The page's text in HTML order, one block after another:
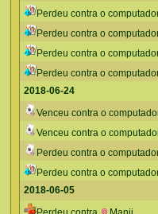
Perdeu contra o
Perdeu contra o
Perdeu contra o
Perdeu contra o
2018-06-24
Venceu contra o
Venceu contra o
Perdeu contra o
Perdeu contra o
2018-06-05